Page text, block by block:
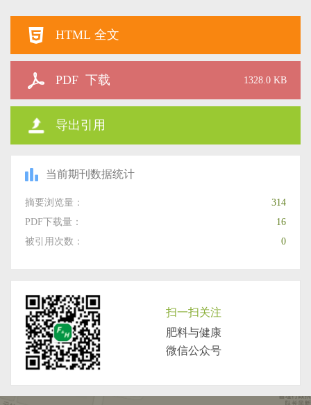
HTML 全文
PDF 下载 1328.0 KB
导出引用
当前期刊数据统计
摘要浏览量：
314
PDF下载量：
16
被引用次数：
0
扫一扫关注
肥料与健康
微信公众号